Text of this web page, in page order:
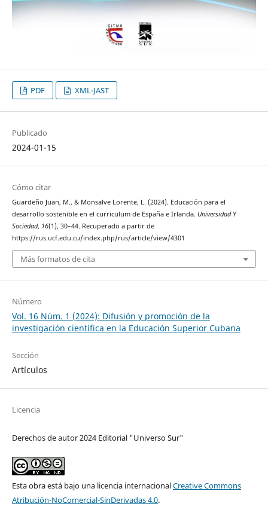
PDF XML-JAST
Publicado
2024-01-15
Cómo citar
Guardeño Juan, M., & Monsalve Lorente, L. (2024). Educación para el
desarrollo sostenible en el curriculum de España e Irlanda. Universidad Y
Sociedad, 16(1), 30–44. Recuperado a partir de
https://rus.ucf.edu.cu/index.php/rus/article/view/4301
Más formatos de cita
Número
Vol. 16 Núm. 1 (2024): Difusión y promoción de la
investigación científica en la Educación Superior Cubana
Sección
Artículos
Licencia
Derechos de autor 2024 Editorial "Universo Sur"
Esta obra está bajo una licencia internacionalCreative Commons
Atribución-NoComercial-SinDerivadas 4.0.